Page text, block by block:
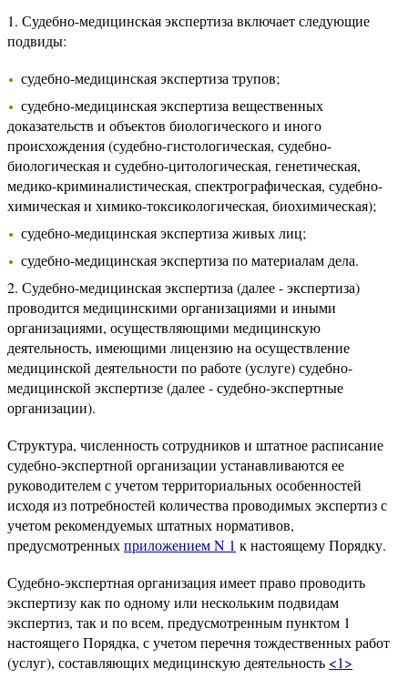
1. Судебно-медицинская экспертиза включает следующие
подвиды:
судебно-медицинская экспертиза трупов;
судебно-медицинская экспертиза вещественных
доказательств и объектов биологического и иного
происхождения (судебно-гистологическая, судебно-
биологическая и судебно-цитологическая, генетическая,
медико-криминалистическая, спектрографическая, судебно-
химическая и химико-токсикологическая, биохимическая);
судебно-медицинская экспертиза живых лиц;
судебно-медицинская экспертиза по материалам дела.
2. Судебно-медицинская экспертиза (далее - экспертиза)
проводится медицинскими организациями и иными
организациями, осуществляющими медицинскую
деятельность, имеющими лицензию на осуществление
медицинской деятельности по работе (услуге) судебно-
медицинской экспертизе (далее - судебно-экспертные
организации).
Структура, численность сотрудников и штатное расписание
судебно-экспертной организации устанавливаются ее
руководителем с учетом территориальных особенностей
исходя из потребностей количества проводимых экспертиз с
учетом рекомендуемых штатных нормативов,
предусмотренныхприложением N 1 к настоящему Порядку.
Судебно-экспертная организация имеет право проводить
экспертизу как по одному или нескольким подвидам
экспертиз, так и по всем, предусмотренным пунктом 1
настоящего Порядка, с учетом перечня тождественных работ
(услуг), составляющих медицинскую деятельность <1>